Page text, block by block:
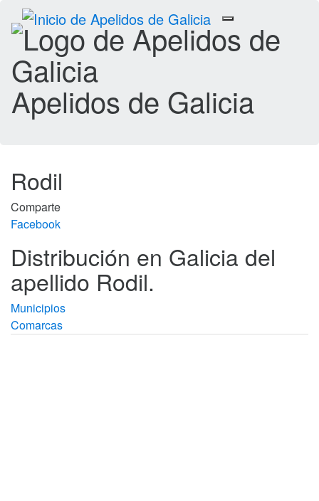
Toggle
navigation
Apelidos de Galicia
Rodil
Comparte
Facebook
Distribución en Galicia del
apellido Rodil.
Municipios
Comarcas